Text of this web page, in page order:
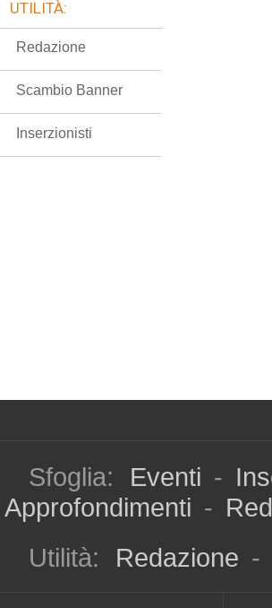
UTILITÀ:
Redazione
Scambio Banner
Inserzionisti
Sfoglia: Eventi -
Approfondimenti -
Utilità:
Redazione -